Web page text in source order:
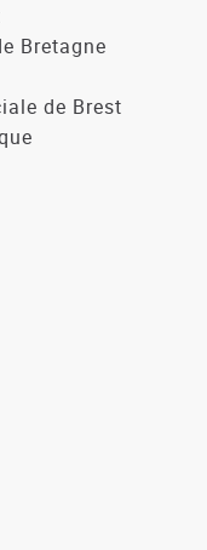
Bretagne
de Brest